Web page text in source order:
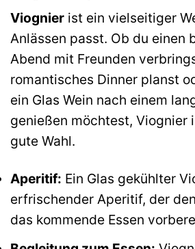
Viognier ist ein vielseitiger
Anlässen passt. Ob du einen
Abend mit Freunden
romantisches Dinner planst
ein Glas Wein nach einem
genießen möchtest, Viognier
gute Wahl.
Aperitif: Ein Glas gekühlter
erfrischender Aperitif, der
das kommende Essen